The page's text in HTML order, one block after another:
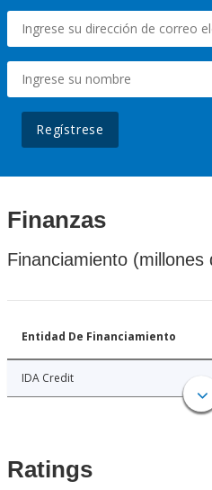
Regístrese
Finanzas
Financiamiento (millones
Entidad De Financiamiento
IDA Credit
Ratings